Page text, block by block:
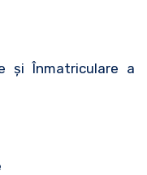
şi Înmatriculare a